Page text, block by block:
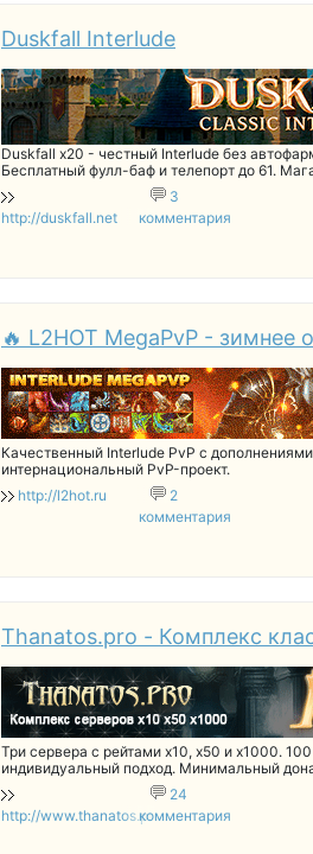
Duskfall Interlude
Duskfall x20 - честный Interlude без
Бесплатный фулл-баф и телепорт до 61.
крафт. Профы - квест или аденой. Хардкор,
http://duskfall.net
3
комментария
🔥 L2HOT MegaPvP - зимнее
Качественный Interlude PvP с
интернациональный PvP-проект.
http://l2hot.ru
2
комментария
Thanatos.pro - Комплекс
Три сервера с рейтами x10, x50 и x1000.
индивидуальный подход. Минимальный
http://www.thanatos.pro
24
комментария